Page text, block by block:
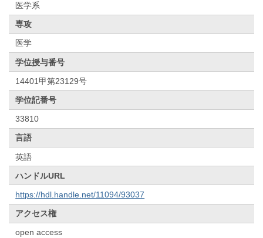
医学系
専攻
医学
学位授与番号
14401甲第23129号
学位記番号
33810
言語
英語
ハンドルURL
https://hdl.handle.net/11094/93037
アクセス権
open access